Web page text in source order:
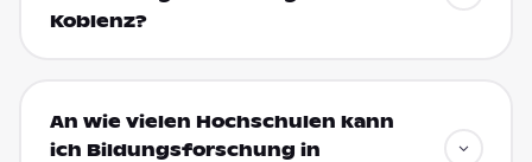
Koblenz?
An wie vielen Hochschulen kann
ich Bildungsforschung in